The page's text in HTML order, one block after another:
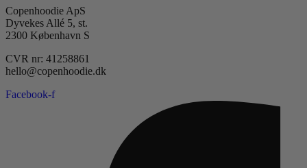
Copenhoodie ApS
Dyvekes Allé 5, st.
2300 København S
CVR nr: 41258861
hello@copenhoodie.dk
Facebook-f